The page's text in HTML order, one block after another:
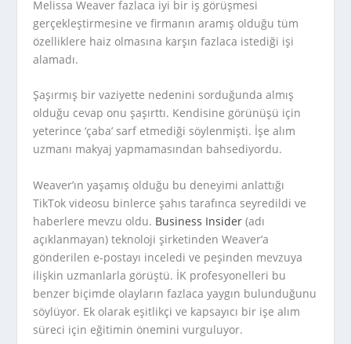
Melissa Weaver fazlaca iyi bir iş görüşmesi
gerçekleştirmesine ve firmanın aramış olduğu tüm
özelliklere haiz olmasına karşın fazlaca istediği işi
alamadı.
Şaşırmış bir vaziyette nedenini sorduğunda almış
olduğu cevap onu şaşırttı. Kendisine görünüşü için
yeterince ‘çaba’ sarf etmediği söylenmişti. İşe alım
uzmanı makyaj yapmamasından bahsediyordu.
Weaver’ın yaşamış olduğu bu deneyimi anlattığı
TikTok videosu binlerce şahıs tarafınca seyredildi ve
haberlere mevzu oldu. Business Insider (adı
açıklanmayan) teknoloji şirketinden Weaver’a
gönderilen e-postayı inceledi ve peşinden mevzuya
ilişkin uzmanlarla görüştü. İK profesyonelleri bu
benzer biçimde olayların fazlaca yaygın bulunduğunu
söylüyor. Ek olarak eşitlikçi ve kapsayıcı bir işe alım
süreci için eğitimin önemini vurguluyor.